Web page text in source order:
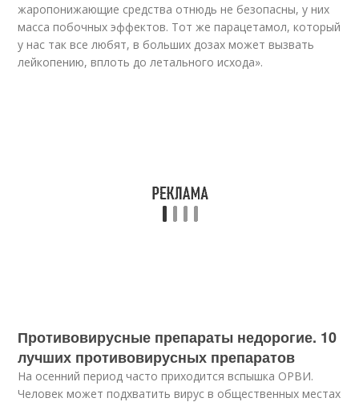
жаропонижающие средства отнюдь не безопасны, у них
масса побочных эффектов. Тот же парацетамол, который
у нас так все любят, в больших дозах может вызвать
лейкопению, вплоть до летального исхода».
Противовирусные препараты недорогие. 10
лучших противовирусных препаратов
На осенний период часто приходится вспышка ОРВИ.
Человек может подхватить вирус в общественных местах